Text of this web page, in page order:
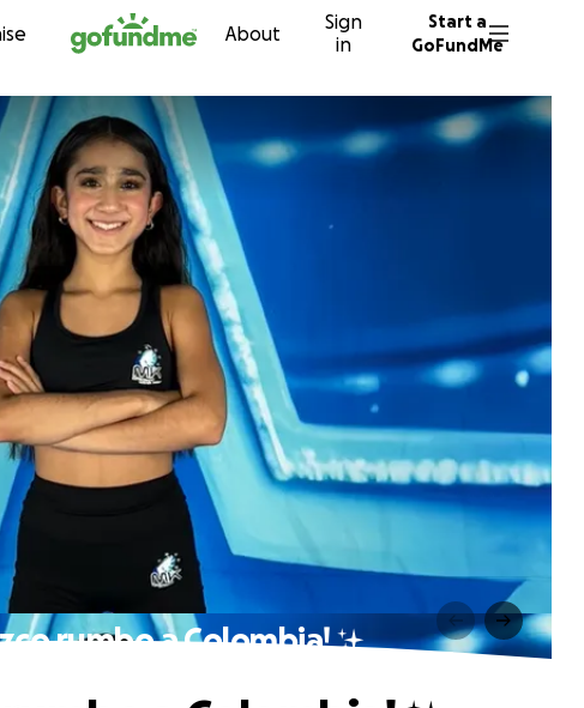
Skip to content About
Sign
in
Start a
GoFundMe
rumbo a Colombia! ✨